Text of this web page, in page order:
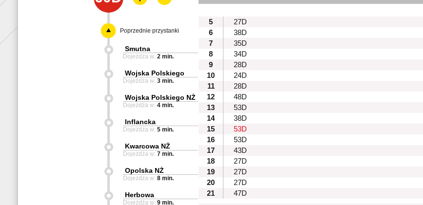
5
27D
6
38D
7
35D
8
34D
9
28D
10
24D
11
28D
12
48D
13
53D
14
38D
15
53D
16
53D
17
43D
18
27D
19
27D
20
27D
21
47D
Poprzednie przystanki
Smutna
Dojeżdża w: 2 min.
Wojska Polskiego
Dojeżdża w: 3 min.
Wojska Polskiego NŻ
Dojeżdża w: 4 min.
Inflancka
Dojeżdża w: 5 min.
Kwarcowa NŻ
Dojeżdża w: 7 min.
Opolska NŻ
Dojeżdża w: 8 min.
Herbowa
Dojeżdża w: 9 min.